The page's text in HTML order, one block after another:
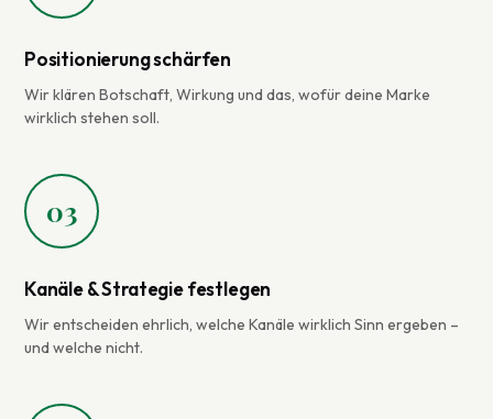
Positionierung schärfen
Wir klären Botschaft, Wirkung und das, wofür deine Marke
wirklich stehen soll.
03
Kanäle & Strategie festlegen
Wir entscheiden ehrlich, welche Kanäle wirklich Sinn ergeben –
und welche nicht.